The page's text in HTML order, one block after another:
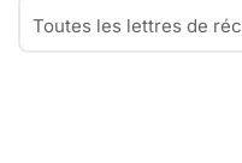
Toutes les lettres de